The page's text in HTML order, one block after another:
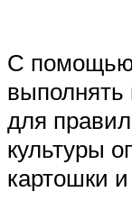
С помощью
для
культуры
картошки